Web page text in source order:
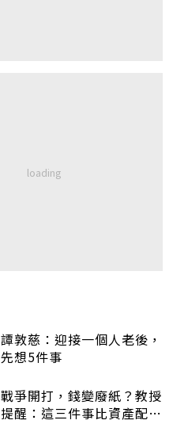
譚敦慈：迎接一個人老後，
先想5件事
戰爭開打，錢變廢紙？教授
提醒：這三件事比資產配置